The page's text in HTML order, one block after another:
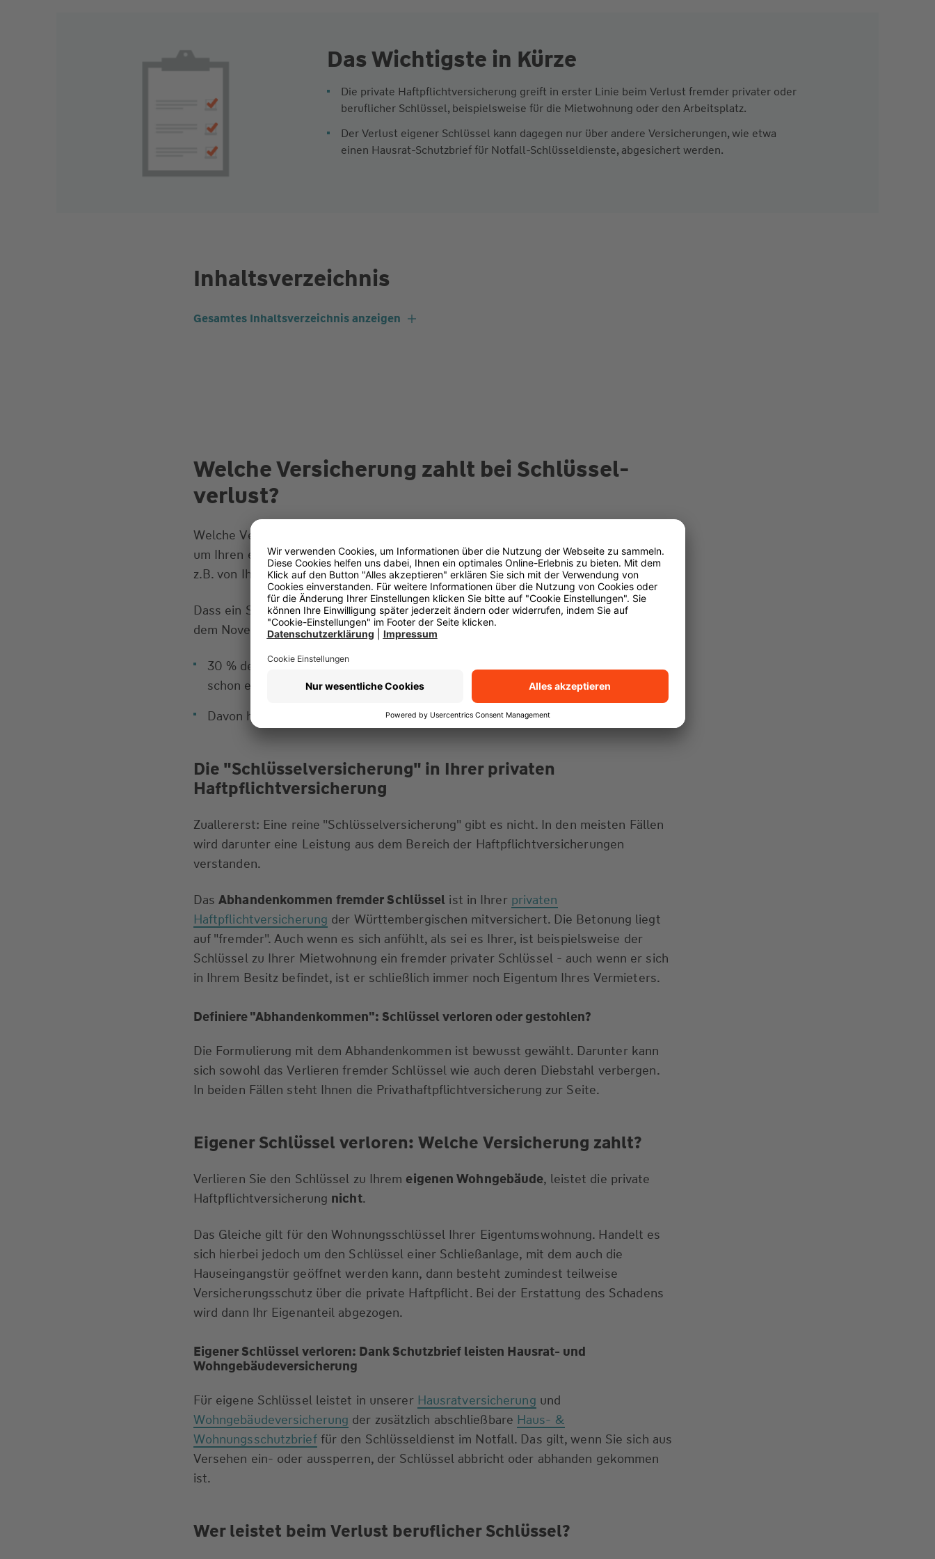
Das Wichtigste in Kürze
Die private Haftpflichtversicherung greift in erster Linie beim Verlust fremder privater oder
beruflicher Schlüssel, beispielsweise für die Mietwohnung oder den Arbeitsplatz.
Der Verlust eigener Schlüssel kann dagegen nur über andere Versicherungen, wie etwa
einen Hausrat-Schutzbrief für Notfall-Schlüsseldienste, abgesichert werden.
Inhaltsverzeichnis
Gesamtes Inhaltsverzeichnis anzeigen
Welche Versicherung zahlt bei Schlüssel­
verlust?
Welche Versicherung bei einem Schlüsselverlust zahlt, hängt davon ab, ob es sich
um Ihren eigenen Schlüssel handelt oder um einen Ihnen geliehenen Schlüssel wie
z.B. von Ihrem Vermieter oder Arbeitgeber.
Dass ein Schlüsselverlust ein reelles Risiko ist, zeigt unsere Appinio-Umfrage
dem November 2024:
30 % der 1.500 Umfrageteilnehmer haben ihren Wohnungs- bzw. Hausschlüssel
schon einmal verloren.
Davon hat die Hälfte ihn auch nicht wiedergefunden.
Die "Schlüsselversicherung" in Ihrer privaten
Haftpflichtversicherung
Zuallererst: Eine reine "Schlüsselversicherung" gibt es nicht. In den meisten Fällen
wird darunter eine Leistung aus dem Bereich der Haftpflichtversicherungen
verstanden.
DasAbhandenkommen fremder Schlüssel ist in Ihrer privaten
Haftpflichtversicherung der Württembergischen mitversichert. Die Betonung liegt
auf "fremder". Auch wenn es sich anfühlt, als sei es Ihrer, ist beispielsweise der
Schlüssel zu Ihrer Mietwohnung ein fremder privater Schlüssel - auch wenn er sich
in Ihrem Besitz befindet, ist er schließlich immer noch Eigentum Ihres Vermieters.
Definiere "Abhandenkommen": Schlüssel verloren oder gestohlen?
Die Formulierung mit dem Abhandenkommen ist bewusst gewählt. Darunter kann
sich sowohl das Verlieren fremder Schlüssel wie auch deren Diebstahl verbergen.
In beiden Fällen steht Ihnen die Privathaftpflichtversicherung zur Seite.
Eigener Schlüssel verloren: Welche Versicherung zahlt?
Verlieren Sie den Schlüssel zu Ihrem eigenen Wohngebäude, leistet die private
Haftpflichtversicherung nicht.
Das Gleiche gilt für den Wohnungsschlüssel Ihrer Eigentumswohnung. Handelt es
sich hierbei jedoch um den Schlüssel einer Schließanlage, mit dem auch die
Hauseingangstür geöffnet werden kann, dann besteht zumindest teilweise
Versicherungsschutz über die private Haftpflicht. Bei der Erstattung des Schadens
wird dann Ihr Eigenanteil abgezogen.
Eigener Schlüssel verloren: Dank Schutzbrief leisten Hausrat- und
Wohngebäudeversicherung
Für eigene Schlüssel leistet in unserer Hausratversicherung und
Wohngebäudeversicherung der zusätzlich abschließbare Haus- &
Wohnungsschutzbrieffür den Schlüsseldienst im Notfall. Das gilt, wenn Sie sich aus
Versehen ein- oder aussperren, der Schlüssel abbricht oder abhanden gekommen
ist.
Wer leistet beim Verlust beruflicher Schlüssel?